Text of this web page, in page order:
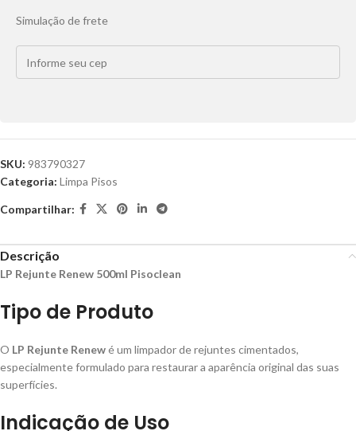
Simulação de frete
SKU: 983790327
Categoria: Limpa Pisos
Compartilhar:
Descrição
LP Rejunte Renew 500ml Pisoclean
Tipo de Produto
O LP Rejunte Renewé um limpador de rejuntes cimentados,
especialmente formulado para restaurar a aparência original das suas
superfícies.
Indicação de Uso